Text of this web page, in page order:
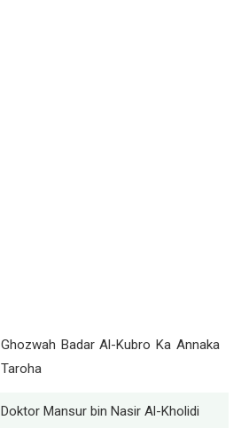
Ghozwah Badar Al-Kubro Ka Annaka
Taroha
Doktor Mansur bin Nasir Al-Kholidi